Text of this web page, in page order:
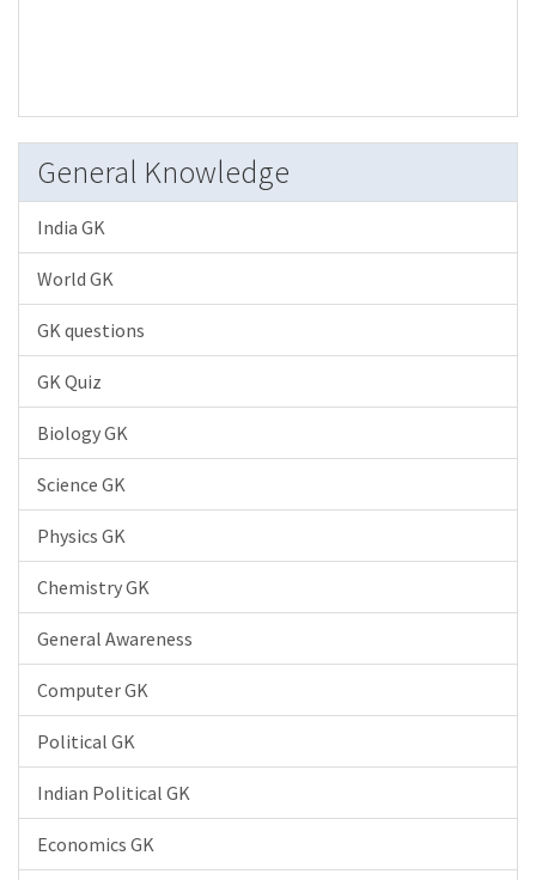
General Knowledge
India GK
World GK
GK questions
GK Quiz
Biology GK
Science GK
Physics GK
Chemistry GK
General Awareness
Computer GK
Political GK
Indian Political GK
Economics GK